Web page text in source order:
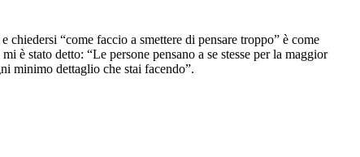
“come faccio a smettere di pensare troppo” è come
è stato detto: “Le persone pensano a se stesse per la maggior
minimo dettaglio che stai facendo”.